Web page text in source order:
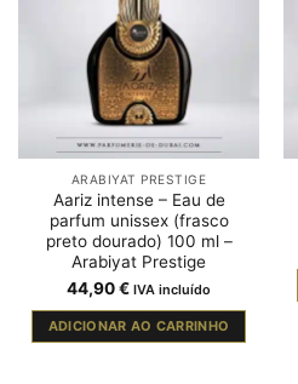
ARABIYAT PRESTIGE
Aariz intense – Eau de
parfum unissex (frasco
preto dourado) 100 ml –
Arabiyat Prestige
44,90€ IVA incluído
ADICIONAR AO CARRINHO